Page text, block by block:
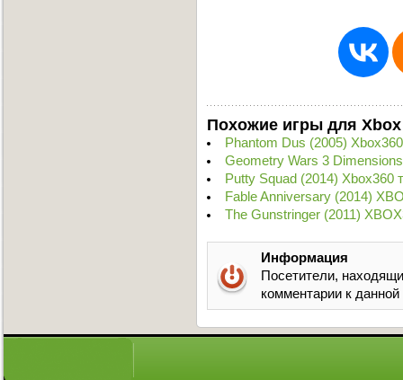
Похожие игры для Xbox
Phantom Dus (2005)
Geometry Wars 3
Putty Squad (2014) Xbox360
Fable Anniversary (2014)
The Gunstringer (2011)
Информация
Посетители,
комментарии к